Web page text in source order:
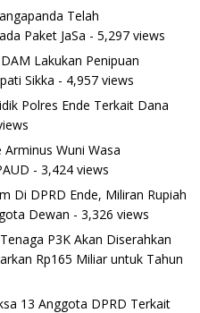
Telah
Paket JaSa - 5,297 views
Lakukan Penipuan
Sikka - 4,957 views
Polres Ende Terkait Dana
Wuni Wasa
- 3,424 views
Di DPRD Ende, Miliran Rupiah
Dewan - 3,326 views
P3K Akan Diserahkan
Rp165 Miliar untuk Tahun
13 Anggota DPRD Terkait